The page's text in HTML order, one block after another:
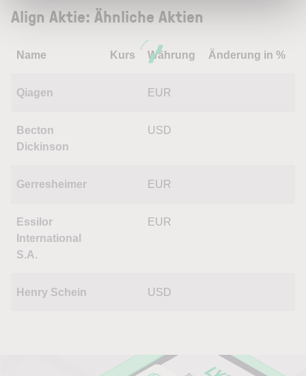
Align Aktie: Ähnliche Aktien
Name Kurs Währung Änderung in %
Qiagen EUR
Becton
Dickinson
USD
Gerresheimer EUR
Essilor
International
S.A.
EUR
Henry Schein USD